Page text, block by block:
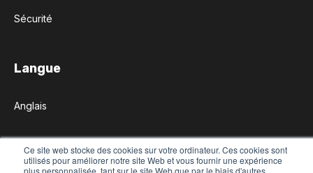
Ce site web stocke des cookies sur votre ordinateur. Ces cookies sont
utilisés pour améliorer notre site Web et vous fournir une expérience
plus personnalisée, tant sur le site Web que par le biais d'autres
Sécurité
Langue
Anglais
Copyright © Augeo Software 2022